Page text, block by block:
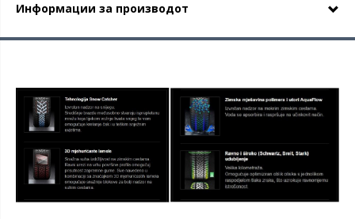
Информации за производот